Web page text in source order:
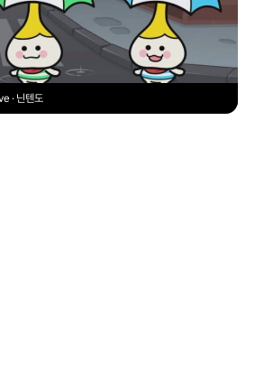
· 닌텐도